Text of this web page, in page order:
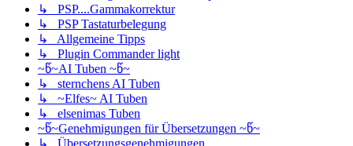
↳ PSP....Gammakorrektur
↳ PSP Tastaturbelegung
↳ Allgemeine Tipps
↳ Plugin Commander light
~წ~AI Tuben ~წ~
↳ sternchens AI Tuben
↳ ~Elfes~ AI Tuben
↳ elsenimas Tuben
~წ~Genehmigungen für Übersetzungen ~წ~
↳ Übersetzungsgenehmigungen